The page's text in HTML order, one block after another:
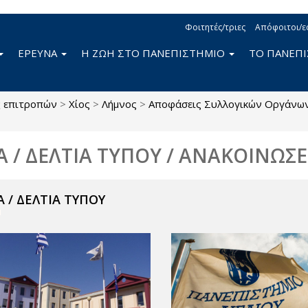
Φοιτητές/τριες Απόφοιτοι/
ΕΡΕΥΝΑ Η ΖΩΗ ΣΤΟ ΠΑΝΕΠΙΣΤΗΜΙΟ ΤΟ
επιτροπών > Χίος > Λήμνος > Αποφάσεις Συλλογικών
/ ΔΕΛΤΙΑ ΤΥΠΟΥ /
/ ΔΕΛΤΙΑ ΤΥΠΟΥ